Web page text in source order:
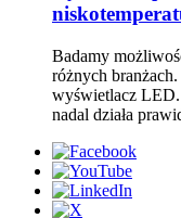
Badamy
różnych
wyświetlacz
nadal działa